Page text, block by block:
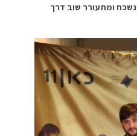
ומתעורר שוב דרך